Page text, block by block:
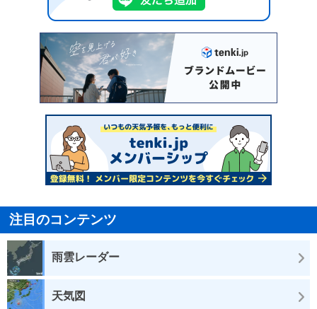
注目のコンテンツ
雨雲レーダー
天気図